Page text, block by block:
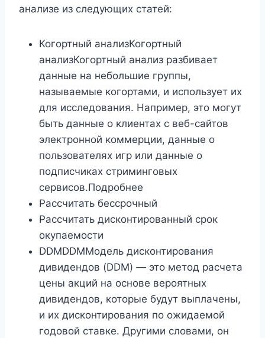
анализе из следующих статей:
Когортный анализКогортный
анализКогортный анализ разбивает
данные на небольшие группы,
называемые когортами, и использует их
для исследования. Например, это могут
быть данные о клиентах с веб-сайтов
электронной коммерции, данные о
пользователях игр или данные о
подписчиках стриминговых
сервисов.Подробнее
Рассчитать бессрочный
Рассчитать дисконтированный срок
окупаемости
DDMDDMМодель дисконтирования
дивидендов (DDM) — это метод расчета
цены акций на основе вероятных
дивидендов, которые будут выплачены,
и их дисконтирования по ожидаемой
годовой ставке. Другими словами, он